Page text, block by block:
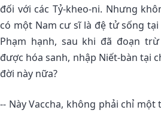
đối với các Tỷ-kheo-ni. Nhưng
có một Nam cư sĩ là đệ tử sống
Phạm hạnh, sau khi đã đoạn
được hóa sanh, nhập Niết-bàn tại
đời này nữa?
-- Này Vaccha, không phải chỉ